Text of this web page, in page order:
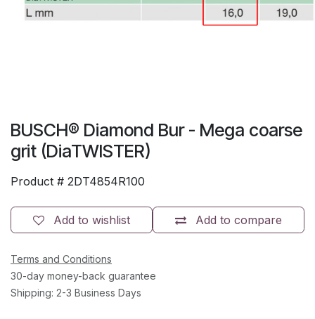
BUSCH® Diamond Bur - Mega coarse
grit (DiaTWISTER)
Product # 2DT4854R100
Add to compare
Add to wishlist
Terms and Conditions
30-day money-back guarantee
Shipping: 2-3 Business Days